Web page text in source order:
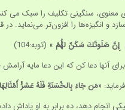
سنگینی تکلیف را سبک می کند
و انگیزه‌ها را افزون‌تر می‌نماید. در
إِنَّ صَلَوتَكَ سَكَنٌ لهَُّمْ » (توبه:104)
آنها دعا کن که این دعا مایه
«مَن جَاءَ بِالحَْسَنَةِ فَلَهُ عَشرُْ أَمْثَالِهَا
انجام دهد، ده برابر به او پاداش